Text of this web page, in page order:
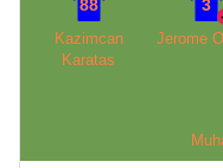
88
Kazimcan
Karatas
3
Jerome